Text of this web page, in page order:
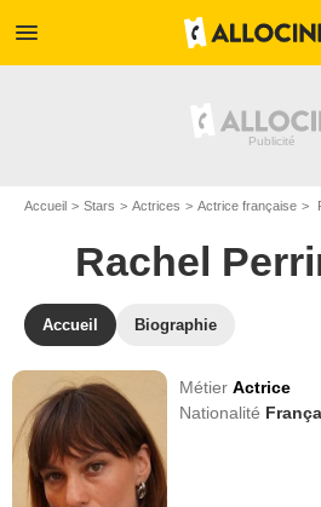
menu
Accueil Stars Actrices Actrice française
Rachel
Accueil Biographie
MétierActrice
Nationalité